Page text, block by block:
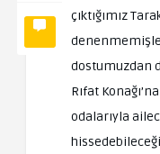
çıktığımız
dostumuzdan
Rıfat
odalarıyla